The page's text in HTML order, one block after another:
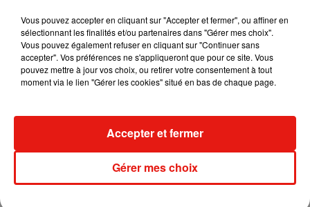
7 août 2026
RÜFÜS DU SOL annonce un nouvel
album après sa tournée mondiale
7 août 2026
Vous pouvez accepter en cliquant sur "Accepter et fermer", ou affiner en
sélectionnant les finalités et/ou partenaires dans "Gérer mes choix".
Vous pouvez également refuser en cliquant sur "Continuer sans
accepter". Vos préférences ne s'appliqueront que pour ce site. Vous
pouvez mettre à jour vos choix, ou retirer votre consentement à tout
moment via le lien "Gérer les cookies" situé en bas de chaque page.
Gérer mes choix
Accepter et fermer